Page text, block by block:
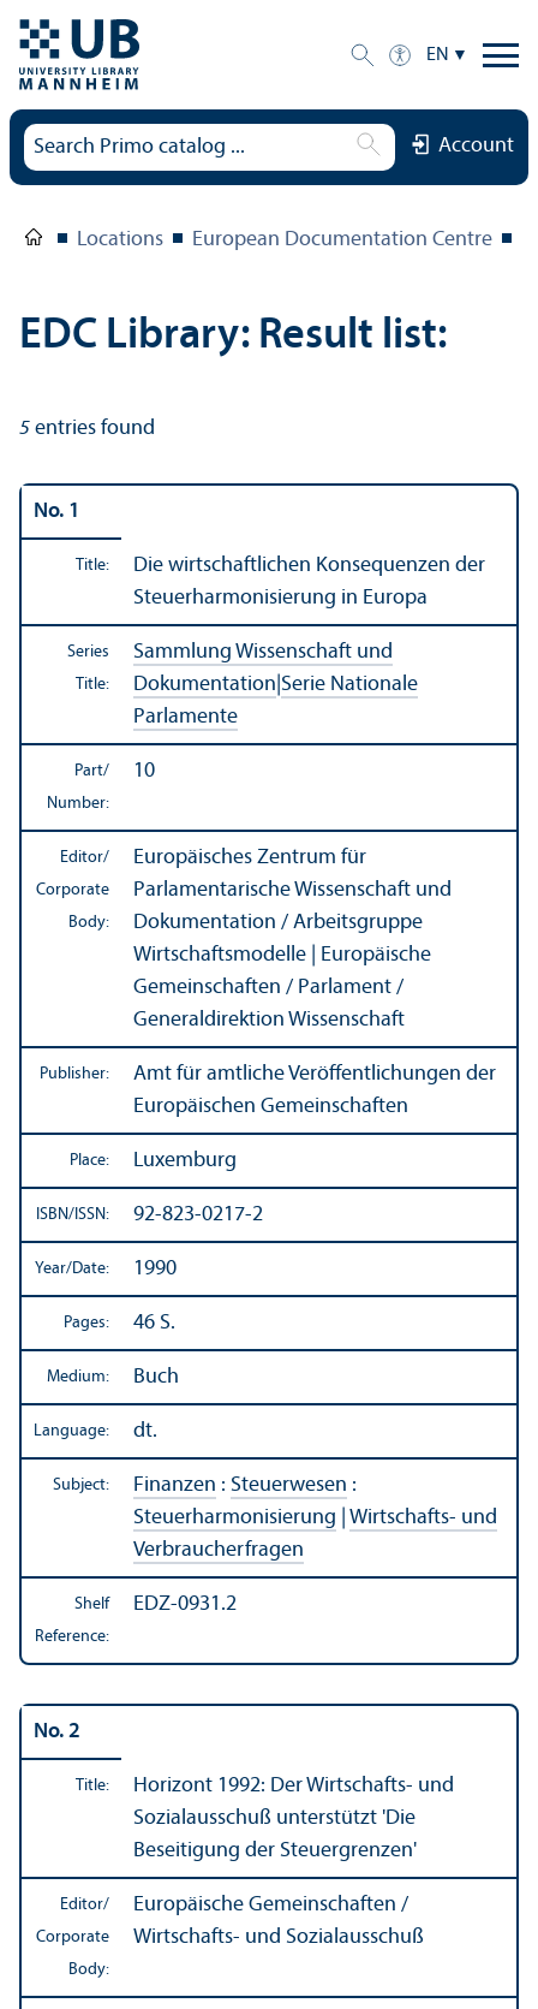
EN
Account
Locations European Documentation Centre
EDC Library: Result list:
5 entries found
No. 1
Title:
Die wirtschaftlichen Konsequenzen der
Steuerharmonisierung in Europa
Series
Title:
Sammlung Wissenschaft und
Dokumentation Serie Nationale
Parlamente
Part/
Number:
10
Editor/
Corporate
Body:
Europäisches Zentrum für
Parlamentarische Wissenschaft und
Dokumentation / Arbeitsgruppe
Wirtschaftsmodelle | Europäische
Gemeinschaften / Parlament /
Generaldirektion Wissenschaft
Publisher:
Amt für amtliche Veröffentlichungen der
Europäischen Gemeinschaften
Place: Luxemburg
ISBN/ISSN: 92-823-0217-2
Year/Date: 1990
Pages: 46 S.
Medium: Buch
Language: dt.
Subject: Finanzen : Steuerwesen :
Steuerharmonisierung
Wirtschafts- und
Verbraucherfragen
Shelf
Reference:
EDZ-0931.2
No. 2
Title:
Horizont 1992: Der Wirtschafts- und
Sozialausschuß unterstützt 'Die
Beseitigung der Steuergrenzen'
Editor/
Corporate
Body:
Europäische Gemeinschaften /
Wirtschafts- und Sozialausschuß